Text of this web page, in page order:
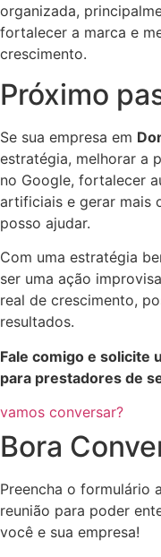
organizada,
fortalecer a marca e
crescimento.
Próximo
Se sua empresa em
estratégia, melhorar a
no Google, fortalecer
artificiais e gerar mais
posso ajudar.
Com uma estratégia
ser uma ação
real de crescimento,
resultados.
Fale comigo e solicite
para prestadores de
vamos conversar?
Bora
Preencha o formulário
reunião para poder
você e sua empresa!